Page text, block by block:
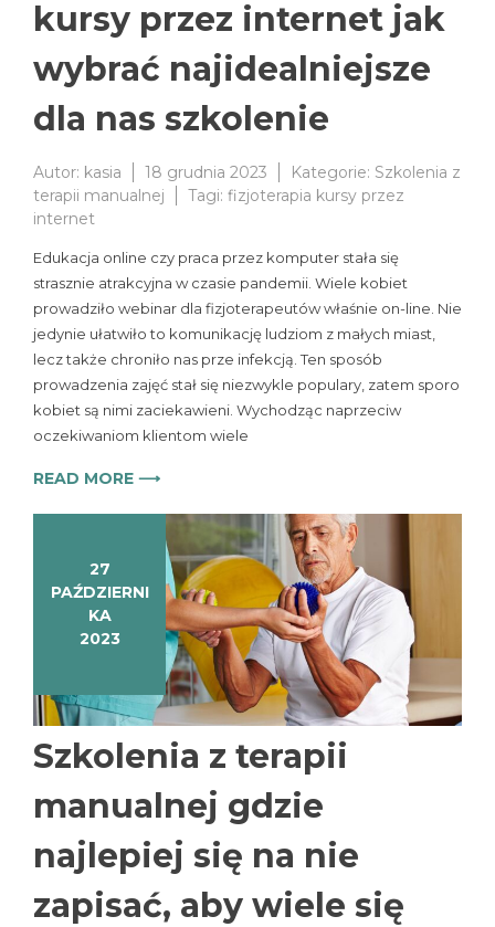
kursy przez internet jak
wybrać najidealniejsze
dla nas szkolenie
Autor: kasia 18 grudnia 2023 Kategorie: Szkolenia z
terapii manualnej
Tagi: fizjoterapia kursy przez
internet
Edukacja online czy praca przez komputer stała się
strasznie atrakcyjna w czasie pandemii. Wiele kobiet
prowadziło webinar dla fizjoterapeutów właśnie on-line. Nie
jedynie ułatwiło to komunikację ludziom z małych miast,
lecz także chroniło nas prze infekcją. Ten sposób
prowadzenia zajęć stał się niezwykle populary, zatem sporo
kobiet są nimi zaciekawieni. Wychodząc naprzeciw
oczekiwaniom klientom wiele
READ MORE ⟶
27
PAŹDZIERNI
KA
2023
Szkolenia z terapii
manualnej gdzie
najlepiej się na nie
zapisać, aby wiele się